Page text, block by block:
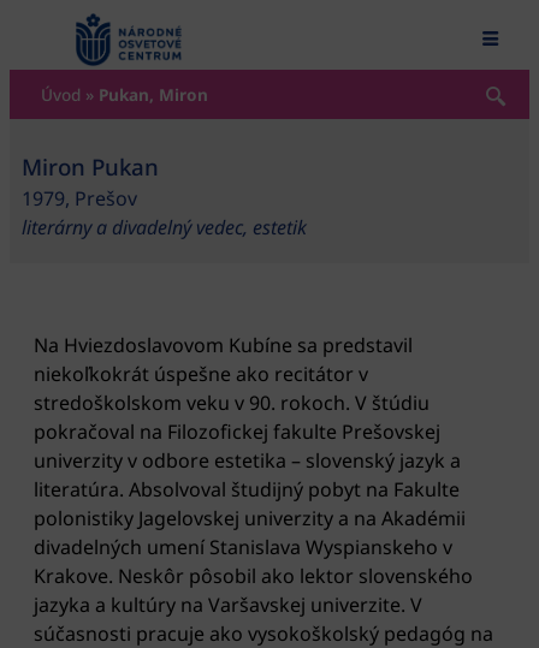
content
Úvod » Pukan, Miron
Miron Pukan
1979, Prešov
literárny a divadelný vedec, estetik
Na Hviezdoslavovom Kubíne sa predstavil
niekoľkokrát úspešne ako recitátor v
stredoškolskom veku v 90. rokoch. V štúdiu
pokračoval na Filozofickej fakulte Prešovskej
univerzity v odbore estetika – slovenský jazyk a
literatúra. Absolvoval študijný pobyt na Fakulte
polonistiky Jagelovskej univerzity a na Akadémii
divadelných umení Stanislava Wyspianskeho v
Krakove. Neskôr pôsobil ako lektor slovenského
jazyka a kultúry na Varšavskej univerzite. V
súčasnosti pracuje ako vysokoškolský pedagóg na